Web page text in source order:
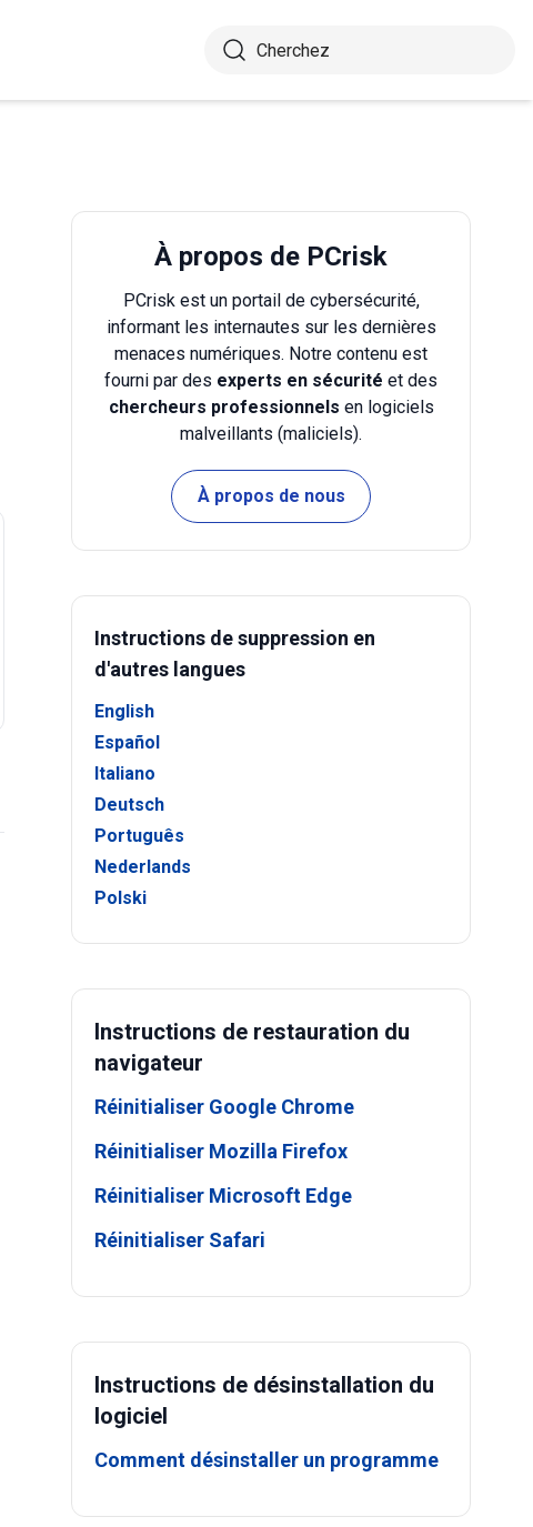
À propos de PCrisk
PCrisk est un portail de cybersécurité,
informant les internautes sur les dernières
menaces numériques. Notre contenu est
fourni par des experts en sécurité et des
chercheurs professionnels en logiciels
malveillants (maliciels).
À propos de nous
Instructions de suppression en
d'autres langues
English
Español
Italiano
Deutsch
Português
Nederlands
Polski
Instructions de restauration du
navigateur
Réinitialiser Google Chrome
Réinitialiser Mozilla Firefox
Réinitialiser Microsoft Edge
Réinitialiser Safari
Instructions de désinstallation du
logiciel
Comment désinstaller un programme